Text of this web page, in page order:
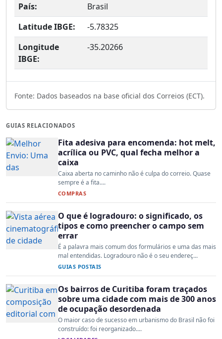
País:
Brasil
Latitude IBGE:
-5.78325
Longitude
IBGE:
-35.20266
Fonte: Dados baseados na base oficial dos Correios (ECT).
GUIAS RELACIONADOS
Fita adesiva para encomenda: hot melt,
acrílica ou PVC, qual fecha melhor a
caixa
Caixa aberta no caminho não é culpa do correio. Quase
sempre é a fita....
COMPRAS
O que é logradouro: o significado, os
tipos e como preencher o campo sem
errar
É a palavra mais comum dos formulários e uma das mais
mal entendidas. Logradouro não é o seu endereç...
GUIAS POSTAIS
Os bairros de Curitiba foram traçados
sobre uma cidade com mais de 300 anos
de ocupação desordenada
O maior caso de sucesso em urbanismo do Brasil não foi
construído: foi reorganizado....